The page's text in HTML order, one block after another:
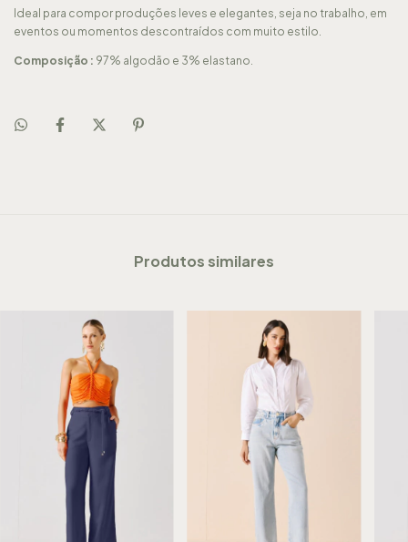
Ideal para compor produções leves e elegantes, seja no trabalho, em
eventos ou momentos descontraídos com muito estilo.
Composição : 97% algodão e 3% elastano.
Produtos similares